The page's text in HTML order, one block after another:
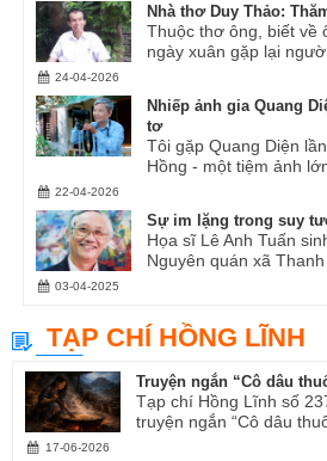
Nhà thơ Duy Thảo:
Thuộc thơ ông, biết về
ngày xuân gặp lại
24-04-2026
Nhiếp ảnh gia Quang
tơ
Tôi gặp Quang Diện
Hồng - một tiệm ảnh lớn
22-04-2026
Sự im lặng trong suy
Họa sĩ Lê Anh Tuấn
Nguyên quán xã Thanh
03-04-2025
TẠP CHÍ HỒNG LĨNH
Truyện ngắn “Cô dâu
Tạp chí Hồng Lĩnh số
truyện ngắn “Cô dâu
17-06-2026